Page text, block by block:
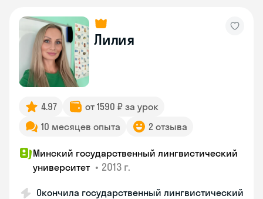
Лилия
4.97
от 1590 ₽ за урок
10 месяцев опыта
2 отзыва
Минский государственный лингвистический
университет • 2013 г.
Окончила государственный лингвистический